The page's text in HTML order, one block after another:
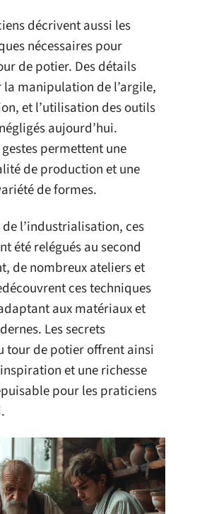
décrivent aussi les
nécessaires pour
de potier. Des détails
manipulation de l’argile,
et l’utilisation des outils
aujourd’hui.
permettent une
de production et une
de formes.
de l’industrialisation, ces
été relégués au second
de nombreux ateliers et
ces techniques
aux matériaux et
Les secrets
tour de potier offrent ainsi
et une richesse
pour les praticiens